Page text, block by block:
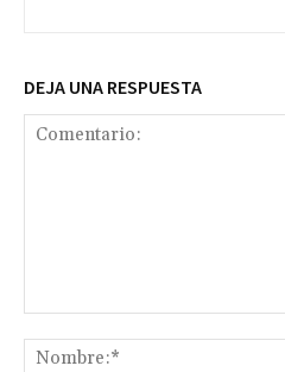
DEJA UNA RESPUESTA